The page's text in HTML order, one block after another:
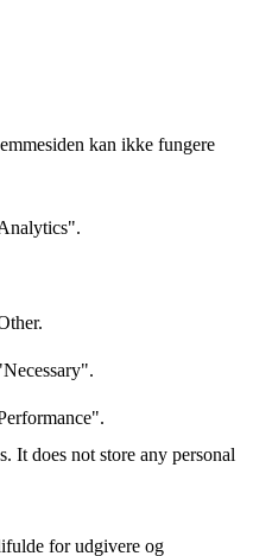
kan ikke fungere
It does not store any personal
for udgivere og